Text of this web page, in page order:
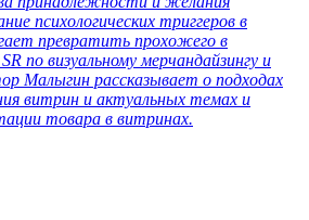
психологических триггеров в
превратить прохожего в
по визуальному мерчандайзингу и
Малыгин рассказывает о подходах
витрин и актуальных темах и
товара в витринах.